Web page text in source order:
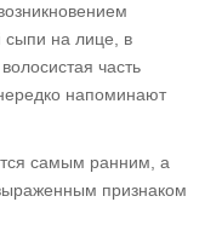
сыпи на лице, в
часть
напоминают
самым ранним, а
признаком